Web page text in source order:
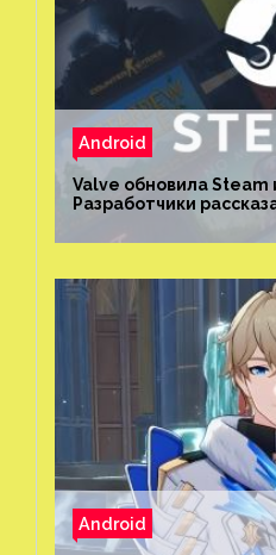
Android
Valve обновила Steam
Разработчики
Android